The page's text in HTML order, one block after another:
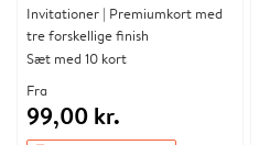
Invitationer | Premiumkort med
tre forskellige finish
Sæt med 10 kort
Fra
99,00 kr.